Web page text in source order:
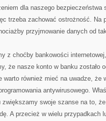
dla naszego bezpieczeństwa
trzeba zachować ostrożność. Na
przyjmowanie danych od
z choćby bankowości
że nasze konto w banku zostało
warto również mieć na uwadze, że
antywirusowego.
swoje szanse na to,
A przecież w wielu przypadkach